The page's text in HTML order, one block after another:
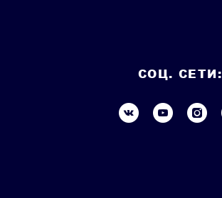
СОЦ. СЕТИ: